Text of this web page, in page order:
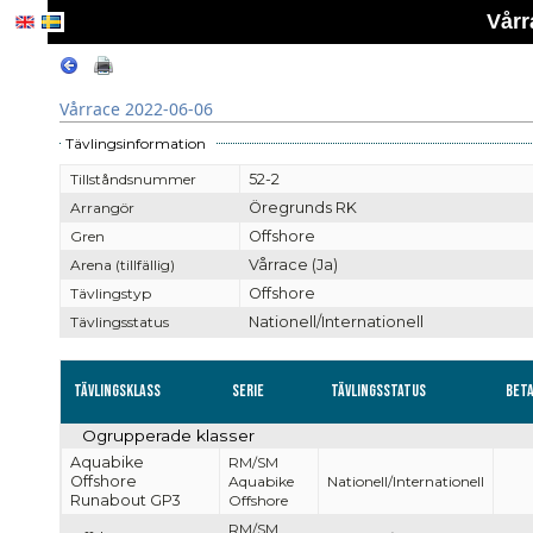
Vårrace 2022-06-06
Tävlingsinformation
Tillståndsnummer
52-2
Arrangör
Öregrunds RK
Gren
Offshore
Arena (tillfällig)
Vårrace (Ja)
Tävlingstyp
Offshore
Tävlingsstatus
Nationell/Internationell
Tävlingsklass Serie Tävlingsstatus
Ogrupperade klasser
Aquabike
Offshore
Runabout GP3
RM/SM
Aquabike
Offshore
Nationell/Internationell
RM/SM